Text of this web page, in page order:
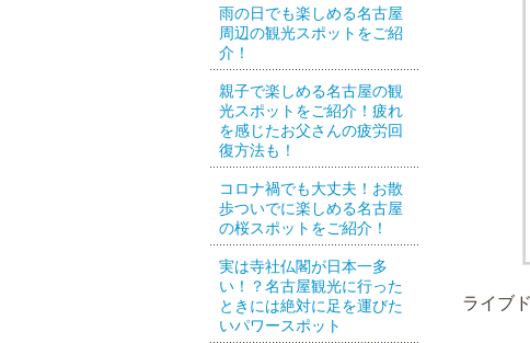
雨の日でも楽しめる名古屋
周辺の観光スポットをご紹
介！
親子で楽しめる名古屋の観
光スポットをご紹介！疲れ
を感じたお父さんの疲労回
復方法も！
コロナ禍でも大丈夫！お散
歩ついでに楽しめる名古屋
の桜スポットをご紹介！
実は寺社仏閣が日本一多
い！？名古屋観光に行った
ときには絶対に足を運びた
いパワースポット
ライブ